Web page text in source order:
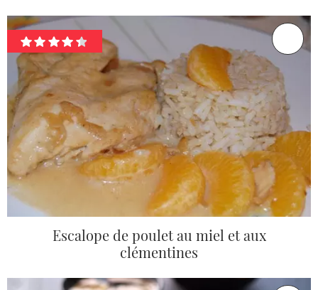
Escalope de poulet au miel et aux
clémentines